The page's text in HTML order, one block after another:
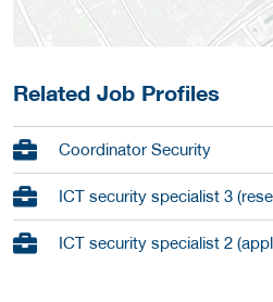
Related Job Profiles
Coordinator Security
ICT security specialist 3
ICT security specialist 2